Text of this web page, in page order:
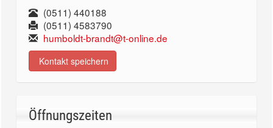
(0511) 440188
(0511) 4583790
humboldt-brandt@t-online.de
Kontakt speichern
Öffnungszeiten